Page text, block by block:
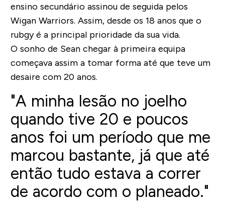
ensino secundário assinou de seguida pelos
Wigan Warriors. Assim, desde os 18 anos que o
rubgy é a principal prioridade da sua vida.
O sonho de Sean chegar à primeira equipa
começava assim a tomar forma até que teve um
desaire com 20 anos.
"A minha lesão no joelho
quando tive 20 e poucos
anos foi um período que me
marcou bastante, já que até
então tudo estava a correr
de acordo com o planeado."